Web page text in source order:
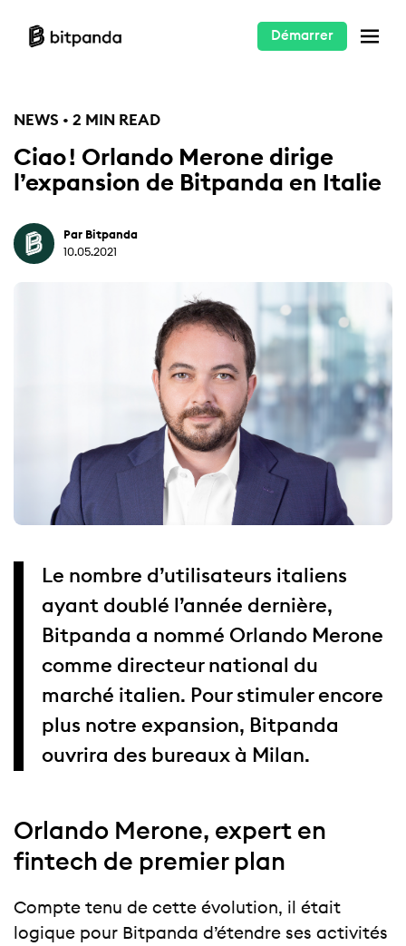
Démarrer
NEWS • 2 MIN READ
Ciao ! Orlando Merone dirige
l’expansion de Bitpanda en Italie
Par Bitpanda
10.05.2021
Le nombre d’utilisateurs italiens
ayant doublé l’année dernière,
Bitpanda a nommé Orlando Merone
comme directeur national du
marché italien. Pour stimuler encore
plus notre expansion, Bitpanda
ouvrira des bureaux à Milan.
Orlando Merone, expert en
fintech de premier plan
Compte tenu de cette évolution, il était
logique pour Bitpanda d’étendre ses activités